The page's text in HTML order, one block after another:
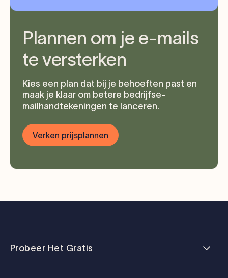
Plannen om je e-mails
te versterken
Kies een plan dat bij je behoeften past en
maak je klaar om betere bedrijfse-
mailhandtekeningen te lanceren.
Verken prijsplannen
Probeer Het Gratis